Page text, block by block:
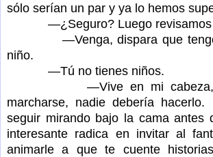
sólo serían un par y ya lo hemos
—¿Seguro? Luego revisamos
—Venga, dispara que tengo
niño.
—Tú no tienes niños.
—Vive en mi cabeza,
marcharse, nadie debería
seguir mirando bajo la cama antes
interesante radica en invitar al
animarle a que te cuente